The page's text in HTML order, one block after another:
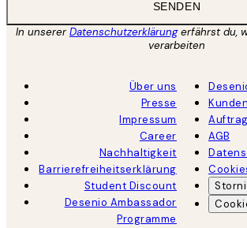
SENDEN
In unsererDatenschutzerklärungerfährst du,
verarbeiten
Über uns
Presse
Impressum
Career
Nachhaltigkeit
Barrierefreiheitserklärung
Student Discount
Desenio Ambassador
Programme
AGB